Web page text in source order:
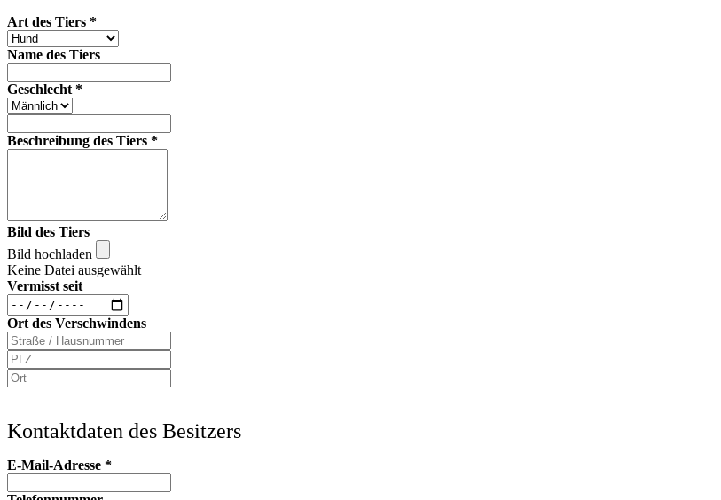
Art des Tiers *
Name des Tiers
Geschlecht *
Beschreibung des Tiers *
Bild des Tiers
Bild hochladen
Keine Datei ausgewählt
Vermisst seit
Ort des Verschwindens
Kontaktdaten des Besitzers
E-Mail-Adresse *